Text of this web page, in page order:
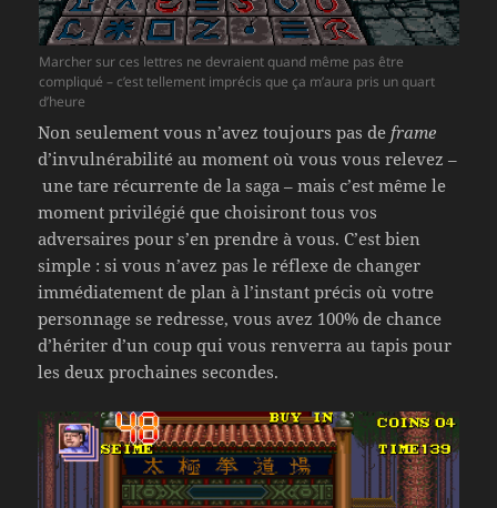
Marcher sur ces lettres ne devraient quand même pas être
compliqué – c’est tellement imprécis que ça m’aura pris un quart
d’heure
Non seulement vous n’avez toujours pas de frame
d’invulnérabilité au moment où vous vous relevez –
une tare récurrente de la saga – mais c’est même le
moment privilégié que choisiront tous vos
adversaires pour s’en prendre à vous. C’est bien
simple : si vous n’avez pas le réflexe de changer
immédiatement de plan à l’instant précis où votre
personnage se redresse, vous avez 100% de chance
d’hériter d’un coup qui vous renverra au tapis pour
les deux prochaines secondes.